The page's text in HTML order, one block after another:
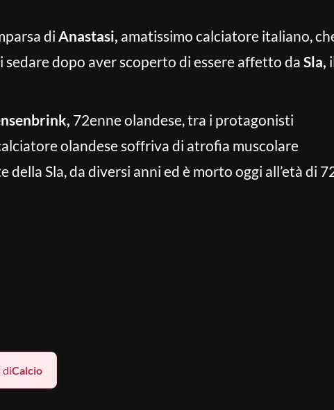
di Anastasi, amatissimo calciatore italiano,
sedare dopo aver scoperto di essere affetto da Sla,
72enne olandese, tra i protagonisti
olandese soffriva di atrofia muscolare
della Sla, da diversi anni ed è morto oggi all’età di
diCalcio